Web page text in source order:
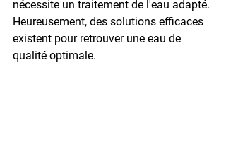
nécessite un traitement de l'eau adapté.
Heureusement, des solutions efficaces
existent pour retrouver une eau de
qualité optimale.